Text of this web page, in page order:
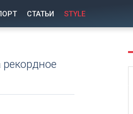
СТАТЬИ STYLE